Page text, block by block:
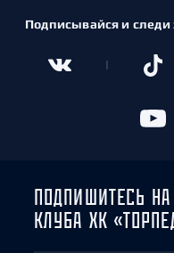
Подписывайся и следи
ПОДПИШИТЕСЬ
КЛУБА ХК